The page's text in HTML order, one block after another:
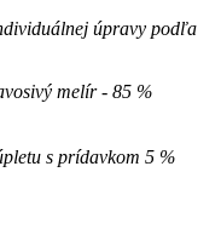
úpravy podľa
melír - 85 %
s prídavkom 5 %